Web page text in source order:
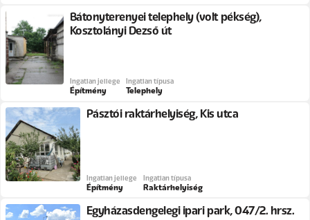
Bátonyterenyei telephely (volt pékség),
Kosztolányi Dezső út
Ingatlan jellege
Építmény
Ingatlan típusa
Telephely
Pásztói raktárhelyiség, Kis utca
Ingatlan jellege
Építmény
Ingatlan típusa
Raktárhelyiség
Egyházasdengelegi ipari park, 047/2. hrsz.